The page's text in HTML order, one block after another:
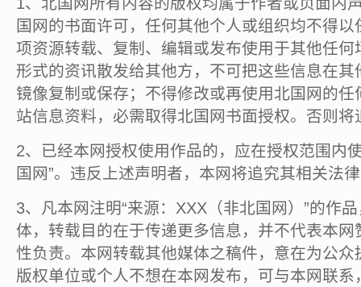
国网的书面许可，任何其他个人或组织均不得
项资源转载、复制、编辑或发布使用于其他任
形式的资讯散发给其他方，不可把这些信息在
镜像复制或保存；不得修改或再使用北国网的
站信息资料，必需取得北国网书面授权。否则将
2、已经本网授权使用作品的，应在授权范围内
国网”。违反上述声明者，本网将追究其相关法
3、凡本网注明“来源：XXX（非北国网）”的作
体，转载目的在于传递更多信息，并不代表本
性负责。本网转载其他媒体之稿件，意在为公
版权单位或个人不想在本网发布，可与本网联